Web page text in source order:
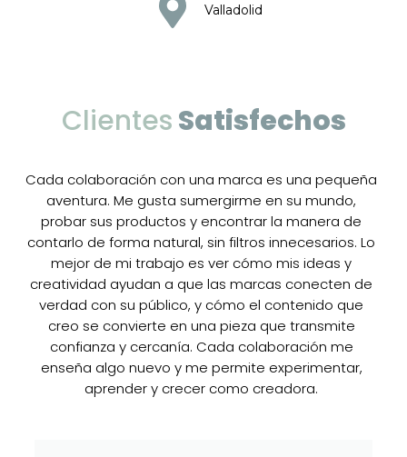
Valladolid
ClientesSatisfechos
Cada colaboración con una marca es una pequeña
aventura. Me gusta sumergirme en su mundo,
probar sus productos y encontrar la manera de
contarlo de forma natural, sin filtros innecesarios. Lo
mejor de mi trabajo es ver cómo mis ideas y
creatividad ayudan a que las marcas conecten de
verdad con su público, y cómo el contenido que
creo se convierte en una pieza que transmite
confianza y cercanía. Cada colaboración me
enseña algo nuevo y me permite experimentar,
aprender y crecer como creadora.